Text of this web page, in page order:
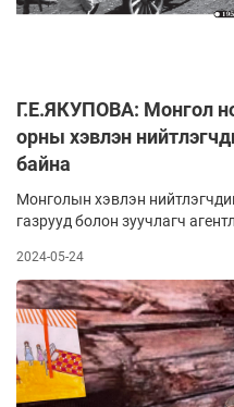
Г.Е.ЯКУПОВА: Монгол
орны хэвлэн
байна
Монголын хэвлэн
газрууд болон зуучлагч
компанийн төлөөлөгчдийг
номын зах зээлийг дэлхий
заавал гадаадын үзэсгэлэн
номын зохиогчийн эрх авдаг
өөрсдийн бүтээлийг
болгох боломжийг
улсын түвшинд үйл
2024-05-24